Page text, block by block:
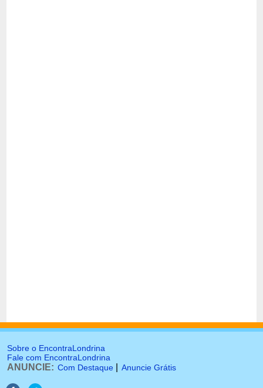
Sobre o EncontraLondrina
Fale com EncontraLondrina
ANUNCIE: Com Destaque Anuncie Grátis